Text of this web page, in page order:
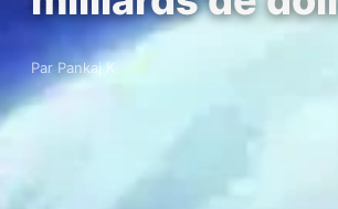
Par Pankaj K